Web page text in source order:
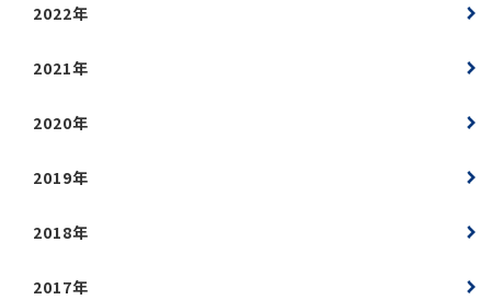
2022年
2021年
2020年
2019年
2018年
2017年